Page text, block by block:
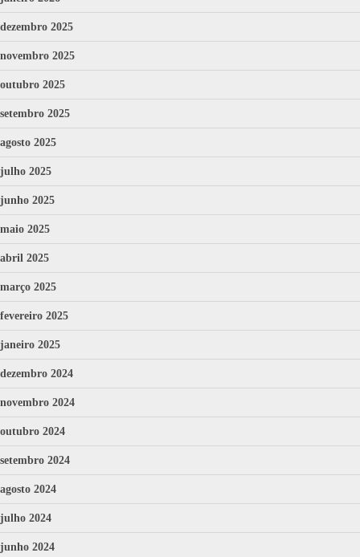
dezembro 2025
novembro 2025
outubro 2025
setembro 2025
agosto 2025
julho 2025
junho 2025
maio 2025
abril 2025
março 2025
fevereiro 2025
janeiro 2025
dezembro 2024
novembro 2024
outubro 2024
setembro 2024
agosto 2024
julho 2024
junho 2024